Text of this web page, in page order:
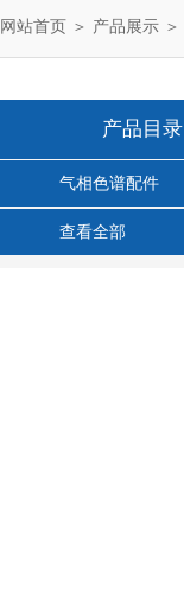
网站首页 ＞ 产品展示 ＞
产品目录
气相色谱配件
查看全部